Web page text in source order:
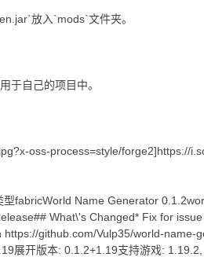
放入`mods`文件夹。
于自己的项目中。
oss-process=style/forge2]https://
fabricWorld Name Generator
What\'s Changed* Fix for
github.com/Vulp35/world-
展开版本: 0.1.2+1.19支持游戏: